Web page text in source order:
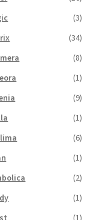
(3)
(34)
(8)
(1)
(9)
(1)
(6)
(1)
(2)
(1)